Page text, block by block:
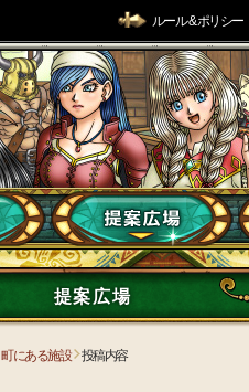
ルール & ポリシー
提案広場
町にある施設 投稿内容